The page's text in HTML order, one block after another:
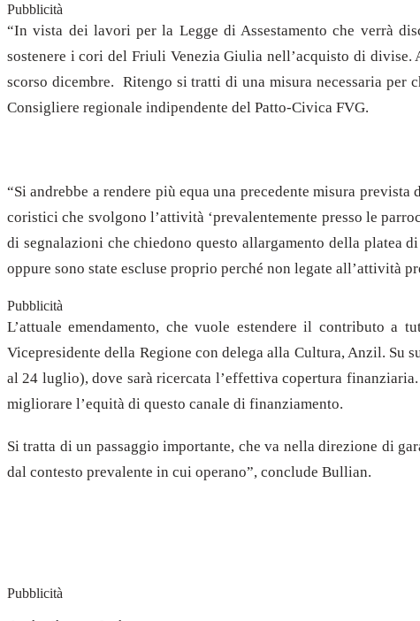
Pubblicità
“In vista dei lavori per la Legge di Assestamento che verrà
sostenere i cori del Friuli Venezia Giulia nell’acquisto di
scorso dicembre. Ritengo si tratti di una misura necessaria
Consigliere regionale indipendente del Patto-Civica FVG.
“Si andrebbe a rendere più equa una precedente misura
coristici che svolgono l’attività ‘prevalentemente presso le
di segnalazioni che chiedono questo allargamento della platea
oppure sono state escluse proprio perché non legate all’attività
Pubblicità
L’attuale emendamento, che vuole estendere il contributo
Vicepresidente della Regione con delega alla Cultura, Anzil. Su
al 24 luglio), dove sarà ricercata l’effettiva copertura
migliorare l’equità di questo canale di finanziamento.
Si tratta di un passaggio importante, che va nella direzione di
dal contesto prevalente in cui operano”, conclude Bullian.
Pubblicità